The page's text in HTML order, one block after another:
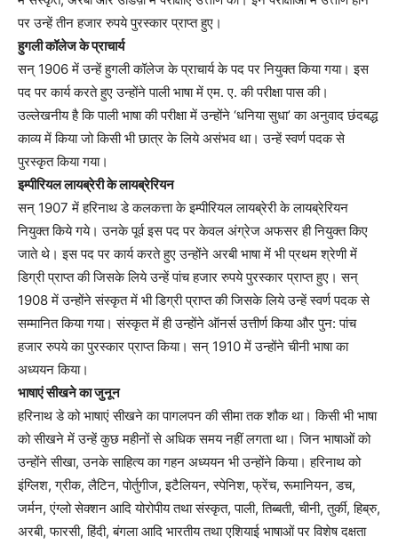
पर उन्हें तीन हजार रुपये पुरस्कार प्राप्त हुए।
हुगली कॉलेज के प्राचार्य
सन् 1906 में उन्हें हुगली कॉलेज के प्राचार्य के पद पर नियुक्त किया गया। इस
पद पर कार्य करते हुए उन्होंने पाली भाषा में एम. ए. की परीक्षा पास की।
उल्लेखनीय है कि पाली भाषा की परीक्षा में उन्होंने ‘धनिया सुधा’ का अनुवाद छंदबद्ध
काव्य में किया जो किसी भी छात्र के लिये असंभव था। उन्हें स्वर्ण पदक से
पुरस्कृत किया गया।
इम्पीरियल लायब्रेरी के लायब्रेरियन
सन् 1907 में हरिनाथ डे कलकत्ता के इम्पीरियल लायब्रेरी के लायब्रेरियन
नियुक्त किये गये। उनके पूर्व इस पद पर केवल अंग्रेज अफसर ही नियुक्त किए
जाते थे। इस पद पर कार्य करते हुए उन्होंने अरबी भाषा में भी प्रथम श्रेणी में
डिग्री प्राप्त की जिसके लिये उन्हें पांच हजार रुपये पुरस्कार प्राप्त हुए। सन्
1908 में उन्होंने संस्कृत में भी डिग्री प्राप्त की जिसके लिये उन्हें स्वर्ण पदक से
सम्मानित किया गया। संस्कृत में ही उन्होंने ऑनर्स उत्तीर्ण किया और पुन: पांच
हजार रुपये का पुरस्कार प्राप्त किया। सन् 1910 में उन्होंने चीनी भाषा का
अध्ययन किया।
भाषाएं सीखने का जुनून
हरिनाथ डे को भाषाएं सीखने का पागलपन की सीमा तक शौक था। किसी भी भाषा
को सीखने में उन्हें कुछ महीनों से अधिक समय नहीं लगता था। जिन भाषाओं को
उन्होंने सीखा, उनके साहित्य का गहन अध्ययन भी उन्होंने किया। हरिनाथ को
इंग्लिश, ग्रीक, लैटिन, पोर्तुगीज, इटैलियन, स्पेनिश, फ्रेंच, रूमानियन, डच,
जर्मन, एंग्लो सेक्शन आदि योरोपीय तथा संस्कृत, पाली, तिब्बती, चीनी, तुर्की, हिब्रु,
अरबी, फारसी, हिंदी, बंगला आदि भारतीय तथा एशियाई भाषाओं पर विशेष दक्षता